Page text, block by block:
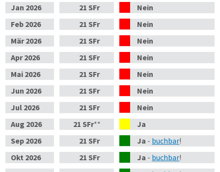
Jan 2026 21 SFr
Nein
Feb 2026 21 SFr
Nein
Mär2026 21 SFr
Nein
Apr2026 21 SFr
Nein
Mai 2026 21 SFr
Nein
Jun 2026 21 SFr
Nein
Jul 2026 21 SFr
Nein
Aug 2026 21 SFr**
Ja
Sep 2026 21 SFr Ja - buchbar!
Okt 2026 21 SFr Ja - buchbar!